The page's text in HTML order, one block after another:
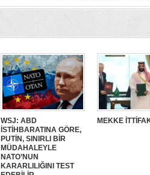
WSJ: ABD
İSTİHBARATINA GÖRE,
PUTİN, SINIRLI BİR
MÜDAHALEYLE
NATO’NUN
KARARLILIĞINI TEST
MEKKE